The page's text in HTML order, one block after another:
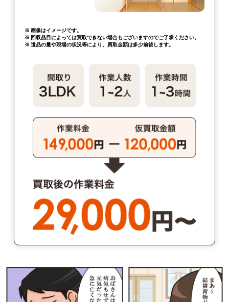
※ 画像はイメージです。
※ 回収品目によっては買取できない場合もございますのでご了承ください。
※ 遺品の量や現場の状況等により、買取金額は多少前後します。